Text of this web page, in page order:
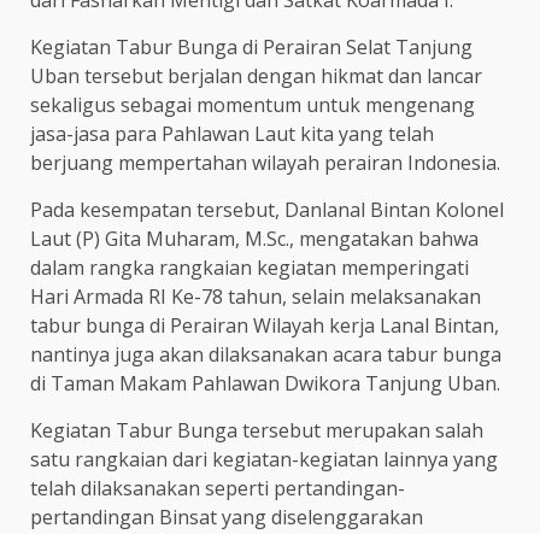
Kegiatan Tabur Bunga di Perairan Selat Tanjung
Uban tersebut berjalan dengan hikmat dan lancar
sekaligus sebagai momentum untuk mengenang
jasa-jasa para Pahlawan Laut kita yang telah
berjuang mempertahan wilayah perairan Indonesia.
Pada kesempatan tersebut, Danlanal Bintan Kolonel
Laut (P) Gita Muharam, M.Sc., mengatakan bahwa
dalam rangka rangkaian kegiatan memperingati
Hari Armada RI Ke-78 tahun, selain melaksanakan
tabur bunga di Perairan Wilayah kerja Lanal Bintan,
nantinya juga akan dilaksanakan acara tabur bunga
di Taman Makam Pahlawan Dwikora Tanjung Uban.
Kegiatan Tabur Bunga tersebut merupakan salah
satu rangkaian dari kegiatan-kegiatan lainnya yang
telah dilaksanakan seperti pertandingan-
pertandingan Binsat yang diselenggarakan